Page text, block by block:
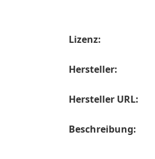
Lizenz:
Hersteller:
Hersteller URL:
Beschreibung: